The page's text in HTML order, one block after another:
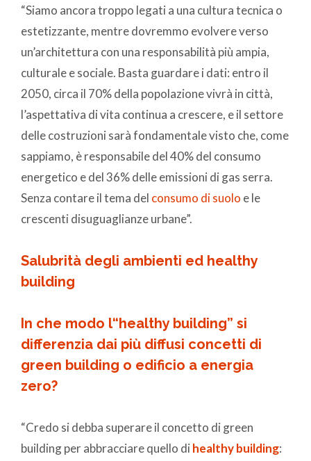
“Siamo ancora troppo legati a una cultura tecnica o
estetizzante, mentre dovremmo evolvere verso
un’architettura con una responsabilità più ampia,
culturale e sociale. Basta guardare i dati: entro il
2050, circa il 70% della popolazione vivrà in città,
l’aspettativa di vita continua a crescere, e il settore
delle costruzioni sarà fondamentale visto che, come
sappiamo, è responsabile del 40% del consumo
energetico e del 36% delle emissioni di gas serra.
Senza contare il tema del consumo di suolo e le
crescenti disuguaglianze urbane”.
Salubrità degli ambienti ed healthy
building
In che modo l“healthy building” si
differenzia dai più diffusi concetti di
green building o edificio a energia
zero?
“Credo si debba superare il concetto di green
building per abbracciare quello di healthy building: